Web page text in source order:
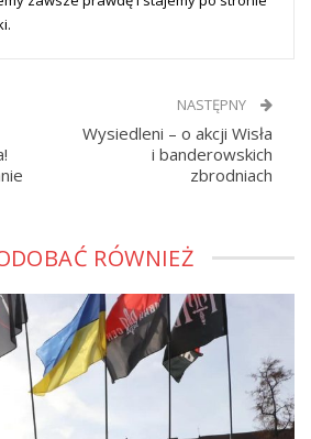
NASTĘPNY
Wysiedleni – o akcji Wisła
i banderowskich
zbrodniach
RÓWNIEŻ